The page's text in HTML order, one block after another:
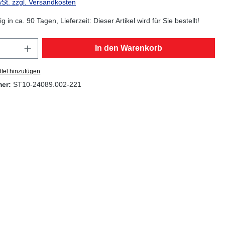
zzgl. Versandkosten
in ca. 90 Tagen, Lieferzeit: Dieser Artikel wird für Sie bestellt!
Anzahl: Gib den gewünschten Wert ein
In den Warenkorb
hinzufügen
ST10-24089.002-221